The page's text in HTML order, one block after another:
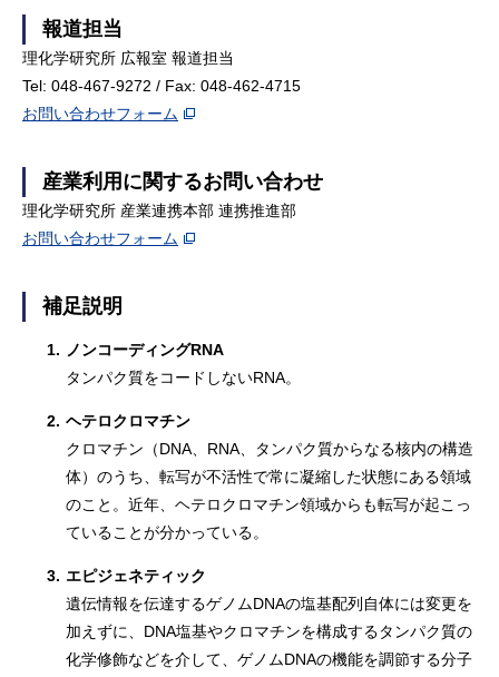
報道担当
理化学研究所 広報室 報道担当
Tel: 048-467-9272 / Fax: 048-462-4715
お問い合わせフォーム
産業利用に関するお問い合わせ
理化学研究所 産業連携本部 連携推進部
お問い合わせフォーム
補足説明
1. ノンコーディングRNA
タンパク質をコードしないRNA。
2. ヘテロクロマチン
クロマチン（DNA、RNA、タンパク質からなる核内の構造
体）のうち、転写が不活性で常に凝縮した状態にある領域
のこと。近年、ヘテロクロマチン領域からも転写が起こっ
ていることが分かっている。
3. エピジェネティック
遺伝情報を伝達するゲノムDNAの塩基配列自体には変更を
加えずに、DNA塩基やクロマチンを構成するタンパク質の
化学修飾などを介して、ゲノムDNAの機能を調節する分子